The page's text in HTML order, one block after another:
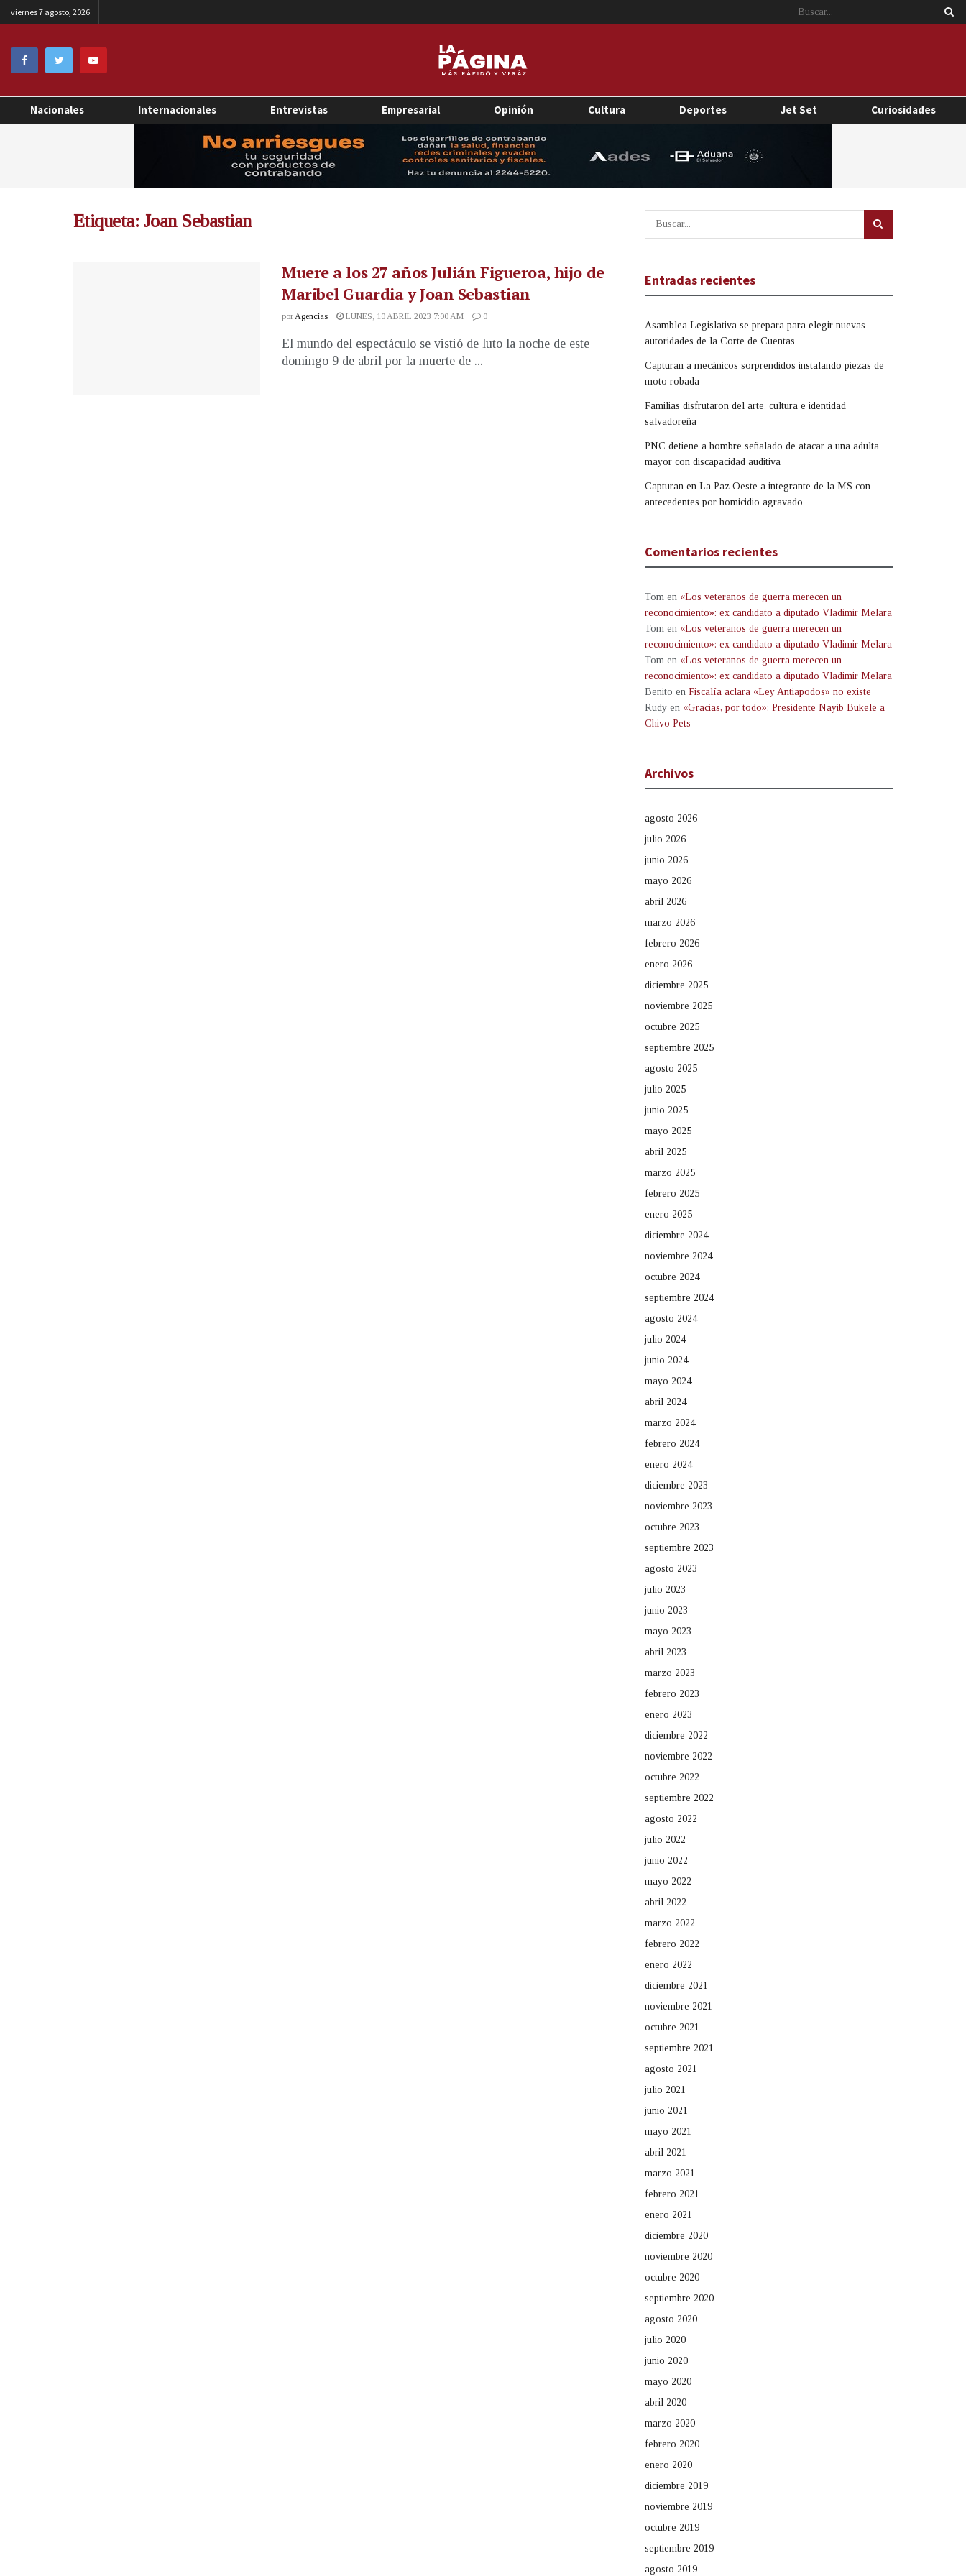
viernes 7 agosto, 2026
Nacionales Internacionales Entrevistas Empresarial Opinión Cultura Deportes Jet Set Curiosidades
Etiqueta: Joan Sebastian
Muere a los 27 años Julián Figueroa, hijo de
Maribel Guardia y Joan Sebastian
porAgencias LUNES, 10 ABRIL 2023 7:00 AM 0
El mundo del espectáculo se vistió de luto la noche de este
domingo 9 de abril por la muerte de ...
Entradas recientes
Asamblea Legislativa se prepara para elegir nuevas
autoridades de la Corte de Cuentas
Capturan a mecánicos sorprendidos instalando piezas de
moto robada
Familias disfrutaron del arte, cultura e identidad
salvadoreña
PNC detiene a hombre señalado de atacar a una adulta
mayor con discapacidad auditiva
Capturan en La Paz Oeste a integrante de la MS con
antecedentes por homicidio agravado
Comentarios recientes
Tom en «Los veteranos de guerra merecen un
reconocimiento»: ex candidato a diputado Vladimir Melara
Tom en «Los veteranos de guerra merecen un
reconocimiento»: ex candidato a diputado Vladimir Melara
Tom en «Los veteranos de guerra merecen un
reconocimiento»: ex candidato a diputado Vladimir Melara
Benito en Fiscalía aclara «Ley Antiapodos» no existe
Rudy en «Gracias, por todo»: Presidente Nayib Bukele a
Chivo Pets
Archivos
agosto 2026
julio 2026
junio 2026
mayo 2026
abril 2026
marzo 2026
febrero 2026
enero 2026
diciembre 2025
noviembre 2025
octubre 2025
septiembre 2025
agosto 2025
julio 2025
junio 2025
mayo 2025
abril 2025
marzo 2025
febrero 2025
enero 2025
diciembre 2024
noviembre 2024
octubre 2024
septiembre 2024
agosto 2024
julio 2024
junio 2024
mayo 2024
abril 2024
marzo 2024
febrero 2024
enero 2024
diciembre 2023
noviembre 2023
octubre 2023
septiembre 2023
agosto 2023
julio 2023
junio 2023
mayo 2023
abril 2023
marzo 2023
febrero 2023
enero 2023
diciembre 2022
noviembre 2022
octubre 2022
septiembre 2022
agosto 2022
julio 2022
junio 2022
mayo 2022
abril 2022
marzo 2022
febrero 2022
enero 2022
diciembre 2021
noviembre 2021
octubre 2021
septiembre 2021
agosto 2021
julio 2021
junio 2021
mayo 2021
abril 2021
marzo 2021
febrero 2021
enero 2021
diciembre 2020
noviembre 2020
octubre 2020
septiembre 2020
agosto 2020
julio 2020
junio 2020
mayo 2020
abril 2020
marzo 2020
febrero 2020
enero 2020
diciembre 2019
noviembre 2019
octubre 2019
septiembre 2019
agosto 2019